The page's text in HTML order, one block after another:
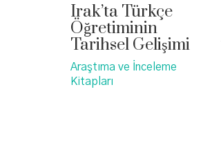
Irak’ta Türkçe
Öğretiminin
Tarihsel Gelişimi
Araştıma ve İnceleme
Kitapları